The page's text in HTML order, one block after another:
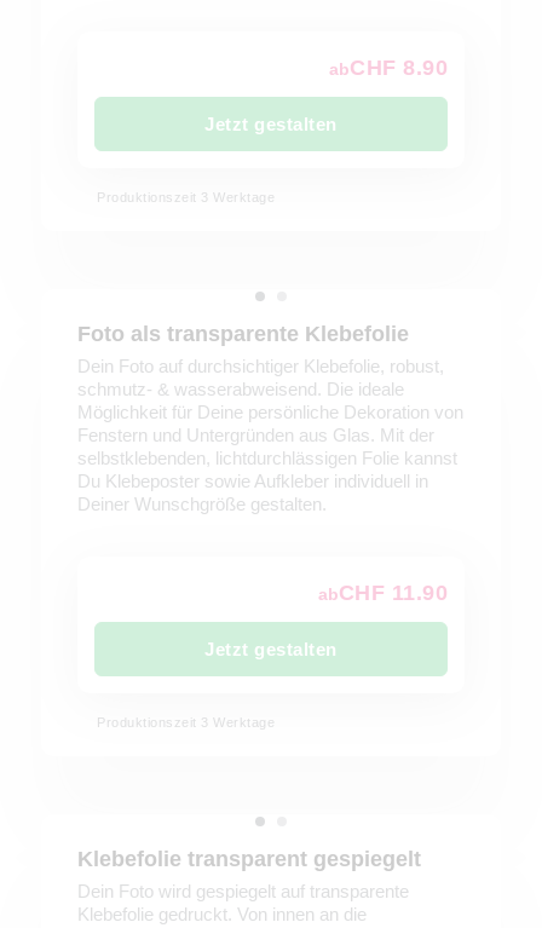
abCHF 8.90
Jetzt gestalten
Produktionszeit 3 Werktage
Foto als transparente Klebefolie
Dein Foto auf durchsichtiger Klebefolie, robust,
schmutz- & wasserabweisend. Die ideale
Möglichkeit für Deine persönliche Dekoration von
Fenstern und Untergründen aus Glas. Mit der
selbstklebenden, lichtdurchlässigen Folie kannst
Du Klebeposter sowie Aufkleber individuell in
Deiner Wunschgröße gestalten.
abCHF 11.90
Jetzt gestalten
Produktionszeit 3 Werktage
Klebefolie transparent gespiegelt
Dein Foto wird gespiegelt auf transparente
Klebefolie gedruckt. Von innen an die